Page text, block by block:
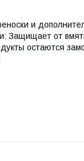
и
Защищает от
остаются